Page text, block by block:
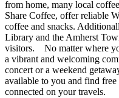
from home, many local
Share Coffee, offer reliable
coffee and snacks.
Library and the Amherst
visitors. No matter where
a vibrant and welcoming
concert or a weekend
available to you and find
connected on your travels.